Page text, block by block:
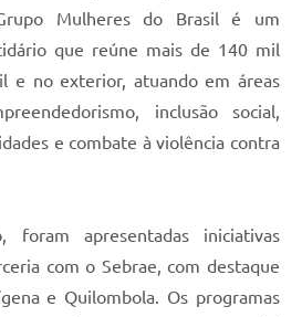
Mulheres do Brasil é um
que reúne mais de 140 mil
e no exterior, atuando em áreas
inclusão social,
e combate à violência contra
foram apresentadas iniciativas
com o Sebrae, com destaque
e Quilombola. Os programas